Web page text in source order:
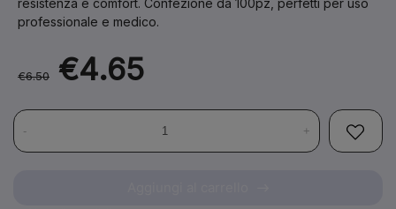
professionale e medico.
€6.50 €4.65
- +